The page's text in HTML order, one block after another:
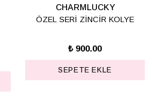
CHARMLUCKY
ÖZEL SERİ ZİNCİR KOLYE
₺ 900.00
SEPETE EKLE